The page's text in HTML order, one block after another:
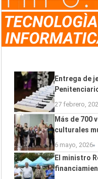
Entrega de
27 febrero,
Más de 700
culturales
6 mayo, 2026
El ministro